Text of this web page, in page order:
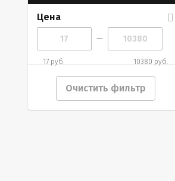
Цена
—
17 руб. 10380 руб.
Очистить фильтр